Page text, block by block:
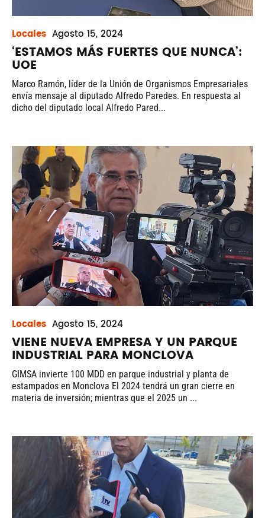
Locales Agosto 15, 2024
‘ESTAMOS MÁS FUERTES QUE NUNCA’:
UOE
Marco Ramón, líder de la Unión de Organismos Empresariales
envía mensaje al diputado Alfredo Paredes. En respuesta al
dicho del diputado local Alfredo Pared...
Locales Agosto 15, 2024
VIENE NUEVA EMPRESA Y UN PARQUE
INDUSTRIAL PARA MONCLOVA
GIMSA invierte 100 MDD en parque industrial y planta de
estampados en Monclova El 2024 tendrá un gran cierre en
materia de inversión; mientras que el 2025 un ...